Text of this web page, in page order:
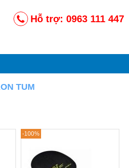
Hỗ trợ: 0963 111 447
TUM
-100%